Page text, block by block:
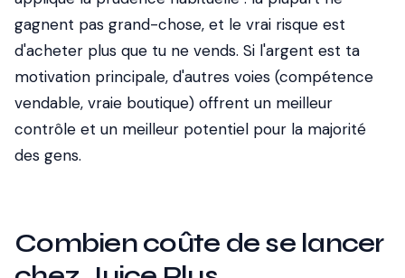
gagnent pas grand-chose, et le vrai risque est
d'acheter plus que tu ne vends. Si l'argent est ta
motivation principale, d'autres voies (compétence
vendable, vraie boutique) offrent un meilleur
contrôle et un meilleur potentiel pour la majorité
des gens.
Combien coûte de se lancer